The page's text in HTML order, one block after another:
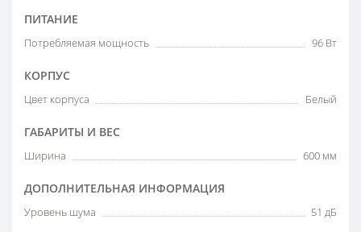
ПИТАНИЕ
Потребляемая мощность 96 Вт
КОРПУС
Цвет корпуса Белый
ГАБАРИТЫ И ВЕС
Ширина 600 мм
ДОПОЛНИТЕЛЬНАЯ ИНФОРМАЦИЯ
Уровень шума 51 дБ